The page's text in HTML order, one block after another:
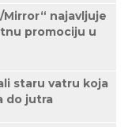
najavljuje
promociju u
staru vatru koja
do jutra